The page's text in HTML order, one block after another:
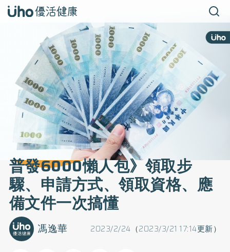
普發6000懶人包》領取步
驟、申請方式、領取資格、應
備文件一次搞懂
2023/2/24（2023/3/21 17:14更新）
馮逸華